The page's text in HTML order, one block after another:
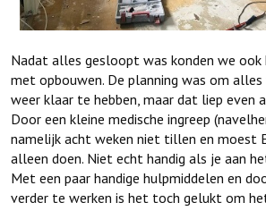
Nadat alles gesloopt was konden we ook
met opbouwen. De planning was om
weer klaar te hebben, maar dat liep even
Door een kleine medische ingreep
namelijk acht weken niet tillen en moest
alleen doen. Niet echt handig als je aan
Met een paar handige hulpmiddelen en
verder te werken is het toch gelukt om